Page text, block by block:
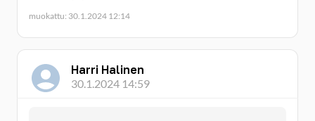
muokattu: 30.1.2024 12:14
Harri Halinen
30.1.2024 14:59